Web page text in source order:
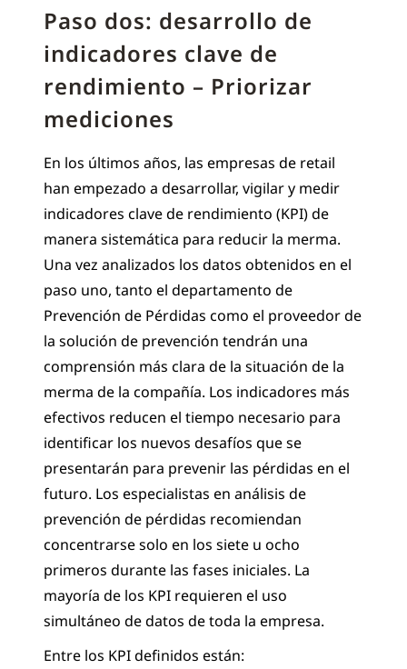
Paso dos: desarrollo de
indicadores clave de
rendimiento – Priorizar
mediciones
En los últimos años, las empresas de retail
han empezado a desarrollar, vigilar y medir
indicadores clave de rendimiento (KPI) de
manera sistemática para reducir la merma.
Una vez analizados los datos obtenidos en el
paso uno, tanto el departamento de
Prevención de Pérdidas como el proveedor de
la solución de prevención tendrán una
comprensión más clara de la situación de la
merma de la compañía. Los indicadores más
efectivos reducen el tiempo necesario para
identificar los nuevos desafíos que se
presentarán para prevenir las pérdidas en el
futuro. Los especialistas en análisis de
prevención de pérdidas recomiendan
concentrarse solo en los siete u ocho
primeros durante las fases iniciales. La
mayoría de los KPI requieren el uso
simultáneo de datos de toda la empresa.
Entre los KPI definidos están: